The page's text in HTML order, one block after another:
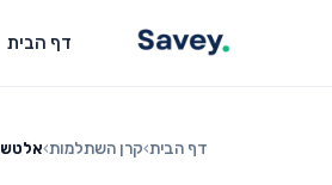
דף הבית
דף הבית›קרן השתלמות›